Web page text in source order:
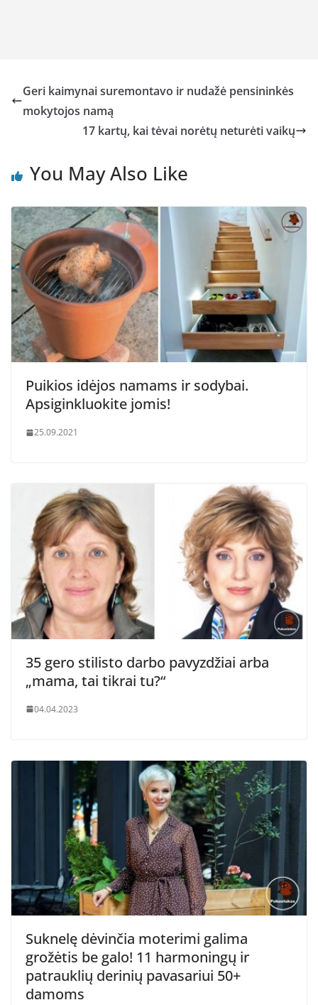
Geri kaimynai suremontavo ir nudažė pensininkės
mokytojos namą
17 kartų, kai tėvai norėtų neturėti vaikų
You May Also Like
Puikios idėjos namams ir sodybai.
Apsiginkluokite jomis!
25.09.2021
35 gero stilisto darbo pavyzdžiai arba
„mama, tai tikrai tu?“
04.04.2023
Suknelę dėvinčia moterimi galima
grožėtis be galo! 11 harmoningų ir
patrauklių derinių pavasariui 50+
damoms